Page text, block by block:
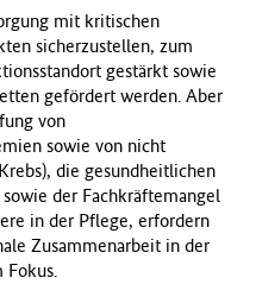
mit kritischen
sicherzustellen, zum
gestärkt sowie
gefördert werden. Aber
von
sowie von nicht
die gesundheitlichen
der Fachkräftemangel
in der Pflege, erfordern
Zusammenarbeit in der
Fokus.